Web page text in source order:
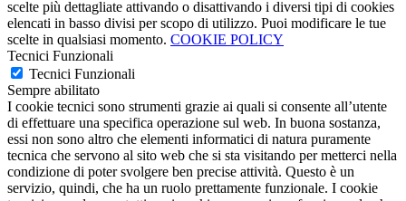
scelte più dettagliate attivando o disattivando i diversi tipi di cookies
elencati in basso divisi per scopo di utilizzo. Puoi modificare le tue
scelte in qualsiasi momento. COOKIE POLICY
Tecnici Funzionali
Tecnici Funzionali
Sempre abilitato
I cookie tecnici sono strumenti grazie ai quali si consente all’utente
di effettuare una specifica operazione sul web. In buona sostanza,
essi non sono altro che elementi informatici di natura puramente
tecnica che servono al sito web che si sta visitando per metterci nella
condizione di poter svolgere ben precise attività. Questo è un
servizio, quindi, che ha un ruolo prettamente funzionale. I cookie